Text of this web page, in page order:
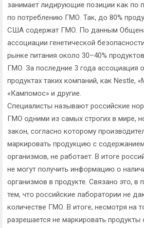
занимает лидирующие позиции как по
по потреблению ГМО. Так, до 80%
США содержат ГМО. По данным
ассоциации генетической
рынке питания около 30–40%
ГМО. За последние 3 года ассоциация
продуктах таких компаний, как Nestle,
«Кампомос» и другие.
Специалисты называют российские
ГМО одними из самых строгих в мире,
закон, согласно которому
маркировать продукцию с
организмов, не работает. В итоге
не могут получить информацию о
организмов в продукте. Связано это, в
тем, что российские лаборатории не
количестве ГМО. В итоге, несмотря на
разрешается не маркировать